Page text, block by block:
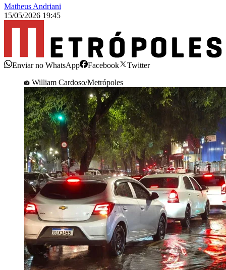
Matheus Andriani
15/05/2026 19:45
Enviar no WhatsApp Facebook
Twitter
William Cardoso/Metrópoles